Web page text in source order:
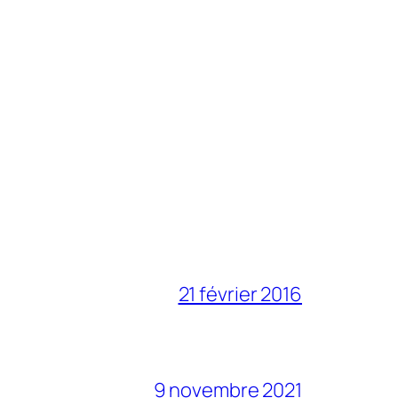
21 février 2016
9 novembre 2021